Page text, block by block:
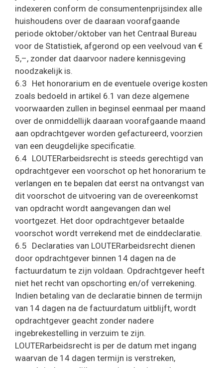
indexeren conform de consumentenprijsindex alle
huishoudens over de daaraan voorafgaande
periode oktober/oktober van het Centraal Bureau
voor de Statistiek, afgerond op een veelvoud van €
5,–, zonder dat daarvoor nadere kennisgeving
noodzakelijk is.
6.3 Het honorarium en de eventuele overige kosten
zoals bedoeld in artikel 6.1 van deze algemene
voorwaarden zullen in beginsel eenmaal per maand
over de onmiddellijk daaraan voorafgaande maand
aan opdrachtgever worden gefactureerd, voorzien
van een deugdelijke specificatie.
6.4 LOUTERarbeidsrecht is steeds gerechtigd van
opdrachtgever een voorschot op het honorarium te
verlangen en te bepalen dat eerst na ontvangst van
dit voorschot de uitvoering van de overeenkomst
van opdracht wordt aangevangen dan wel
voortgezet. Het door opdrachtgever betaalde
voorschot wordt verrekend met de einddeclaratie.
6.5 Declaraties van LOUTERarbeidsrecht dienen
door opdrachtgever binnen 14 dagen na de
factuurdatum te zijn voldaan. Opdrachtgever heeft
niet het recht van opschorting en/of verrekening.
Indien betaling van de declaratie binnen de termijn
van 14 dagen na de factuurdatum uitblijft, wordt
opdrachtgever geacht zonder nadere
ingebrekestelling in verzuim te zijn.
LOUTERarbeidsrecht is per de datum met ingang
waarvan de 14 dagen termijn is verstreken,